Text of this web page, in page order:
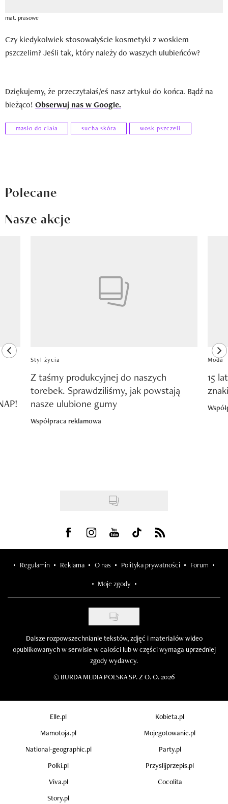
mat. prasowe
Czy kiedykolwiek stosowałyście kosmetyki z woskiem
pszczelim? Jeśli tak, który należy do waszych ulubieńców?
Dziękujemy, że przeczytałaś/eś nasz artykuł do końca. Bądź na
bieżąco! Obserwuj nas w Google.
masło do ciała sucha skóra wosk pszczeli
Polecane
Nasze akcje
previous element
Styl życia
Z taśmy produkcyjnej do naszych
torebek. Sprawdziliśmy, jak powstają
nasze ulubione gumy
Współpraca reklamowa
Moda
15
Visit us on Facebook
Visit us on Instagram
Visit us on Youtube
Visit us on Tiktok
Visit us on Rss
Regulamin Reklama O nas Polityka prywatności Forum
Moje zgody
Dalsze rozpowszechnianie tekstów, zdjęć i materiałów wideo
opublikowanych w serwisie w całości lub w części wymaga uprzedniej
zgody wydawcy.
© BURDA MEDIA POLSKA SP. Z O. O. 2026
Elle.pl
Kobieta.pl
Mamotoja.pl
Mojegotowanie.pl
National-geographic.pl
Party.pl
Polki.pl
Przyslijprzepis.pl
Viva.pl
Cocolita
Story.pl